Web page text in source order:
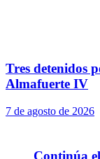
Continúa
Tres detenidos
Almafuerte IV
7 de agosto de 2026